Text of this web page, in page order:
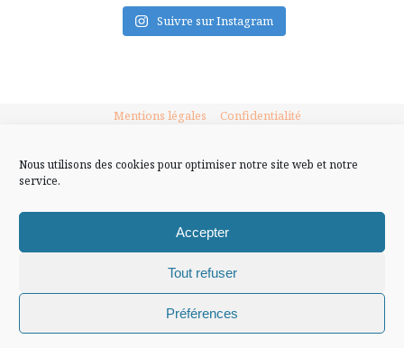
Nous utilisons des cookies pour optimiser notre site web et notre
service.
Accepter
Tout refuser
Préférences
Suivre sur Instagram
Mentions légales Confidentialité